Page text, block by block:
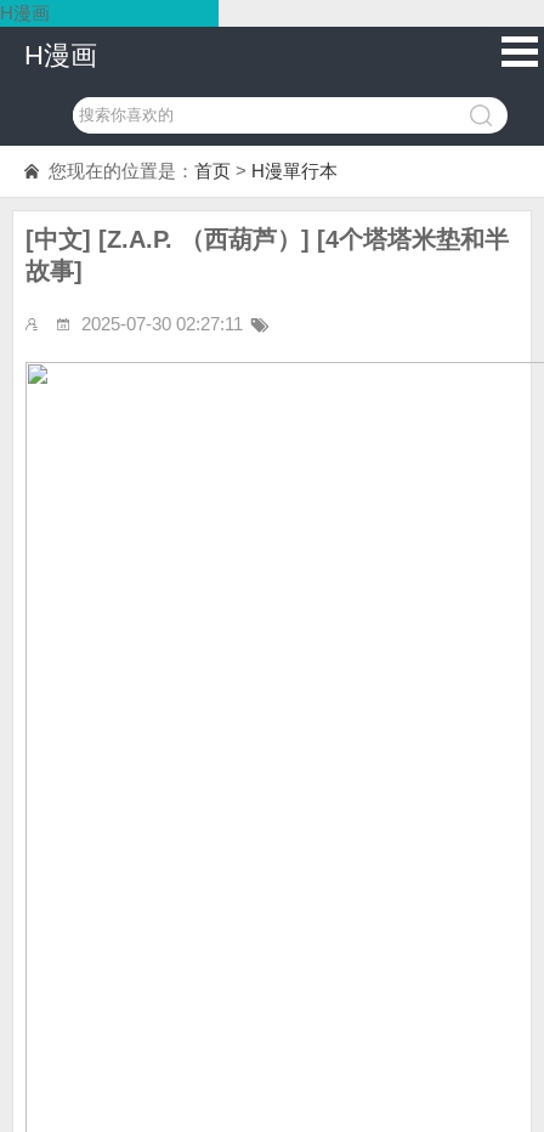
H漫画
H漫画
您现在的位置是： 首页 > H漫單行本
[中文] [Z.A.P. （西葫芦）] [4个塔塔米垫和半
故事]
2025-07-30 02:27:11